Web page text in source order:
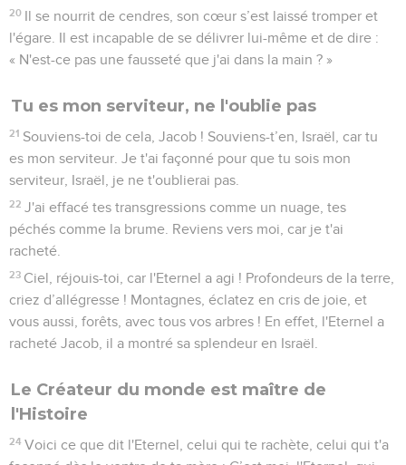
20 Il se nourrit de cendres, son cœur s’est laissé tromper et
l'égare. Il est incapable de se délivrer lui-même et de dire :
« N'est-ce pas une fausseté que j'ai dans la main ? »
Tu es mon serviteur, ne l'oublie pas
21 Souviens-toi de cela, Jacob ! Souviens-t’en, Israël, car tu
es mon serviteur. Je t'ai façonné pour que tu sois mon
serviteur, Israël, je ne t'oublierai pas.
22 J'ai effacé tes transgressions comme un nuage, tes
péchés comme la brume. Reviens vers moi, car je t'ai
racheté.
23 Ciel, réjouis-toi, car l'Eternel a agi ! Profondeurs de la terre,
criez d’allégresse ! Montagnes, éclatez en cris de joie, et
vous aussi, forêts, avec tous vos arbres ! En effet, l'Eternel a
racheté Jacob, il a montré sa splendeur en Israël.
Le Créateur du monde est maître de
l'Histoire
24 Voici ce que dit l'Eternel, celui qui te rachète, celui qui t'a